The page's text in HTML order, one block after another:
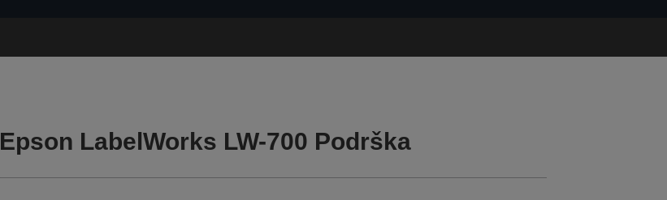
Epson LabelWorks LW-700 Podrška